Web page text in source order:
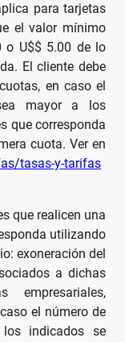
para tarjetas
el valor mínimo
o U$$ 5.00 de lo
El cliente debe
en caso el
mayor a los
que corresponda
cuota. Ver en
tasas-y-tarifas
que realicen una
utilizando
exoneración del
a dichas
el número de
indicados se